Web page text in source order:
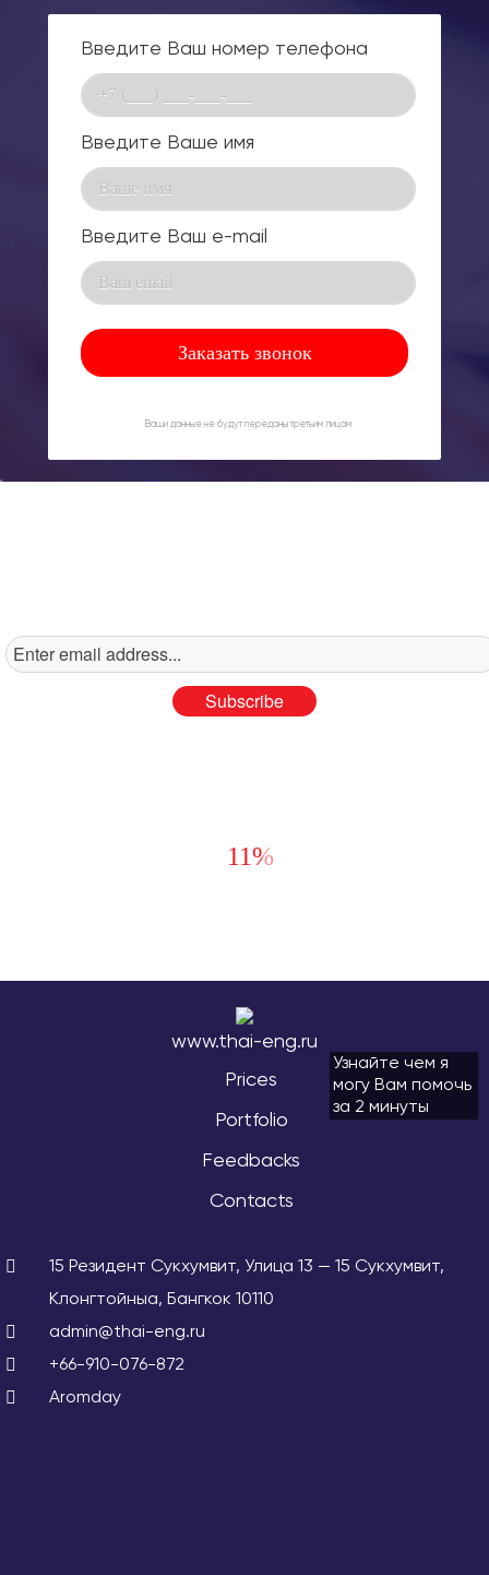
Узнайте чем я
могу Вам помочь
за 2 минуты
Введите Ваш номер телефона
Введите Ваше имя
Введите Ваш e-mail
Ваши данные не будут переданы третьим лицам
11%
www.thai-eng.ru
Prices
Portfolio
Feedbacks
Сontacts
15 Резидент Сукхумвит, Улица 13 — 15 Сукхумвит,
Клонгтойныа, Бангкок 10110
admin@thai-eng.ru
+66-910-076-872
Aromday